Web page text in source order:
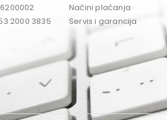
2000 3835
Načini plaćanja
Servis i garancija